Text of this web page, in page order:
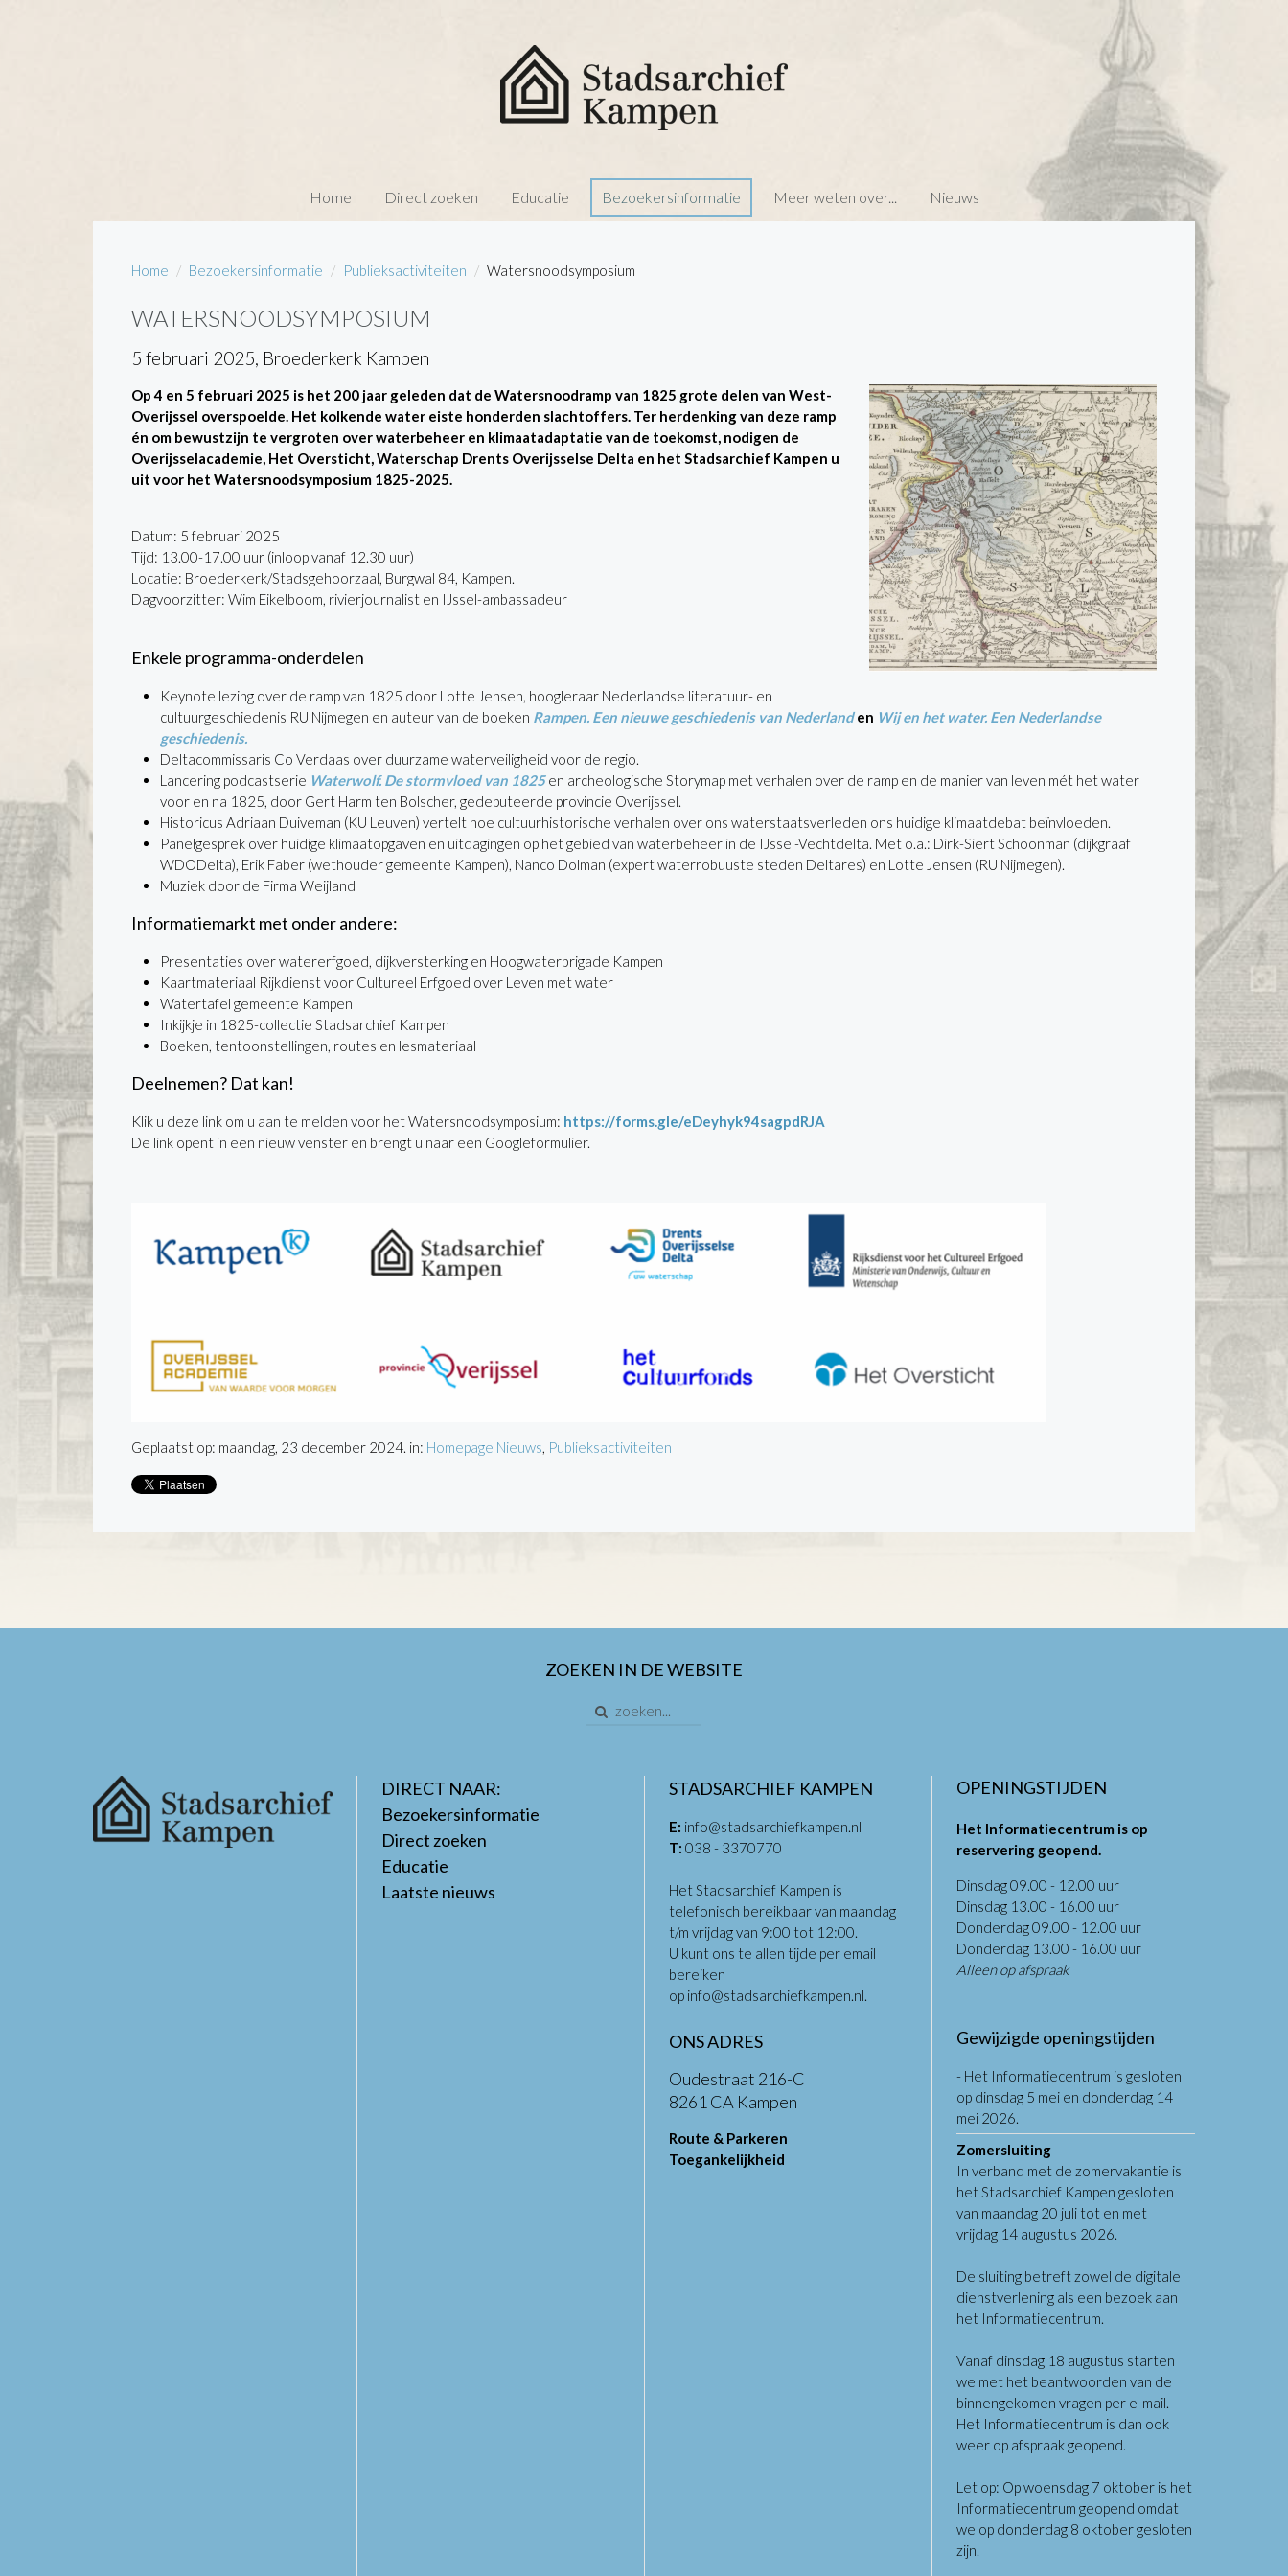
Home Direct zoeken Educatie Bezoekersinformatie Meer weten over... Nieuws
Home Bezoekersinformatie Publieksactiviteiten Watersnoodsymposium
WATERSNOODSYMPOSIUM
5 februari 2025, Broederkerk Kampen
Op 4 en 5 februari 2025 is het 200 jaar geleden dat de Watersnoodramp van 1825 grote delen van West-
Overijssel overspoelde. Het kolkende water eiste honderden slachtoffers. Ter herdenking van deze ramp
én om bewustzijn te vergroten over waterbeheer en klimaatadaptatie van de toekomst, nodigen de
Overijsselacademie, Het Oversticht, Waterschap Drents Overijsselse Delta en het Stadsarchief Kampen u
uit voor het Watersnoodsymposium 1825-2025.
Datum: 5 februari 2025
Tijd: 13.00-17.00 uur (inloop vanaf 12.30 uur)
Locatie: Broederkerk/Stadsgehoorzaal, Burgwal 84, Kampen.
Dagvoorzitter: Wim Eikelboom, rivierjournalist en IJssel-ambassadeur
Enkele programma-onderdelen
Keynote lezing over de ramp van 1825 door Lotte Jensen, hoogleraar Nederlandse literatuur- en
cultuurgeschiedenis RU Nijmegen en auteur van de boeken Rampen. Een nieuwe geschiedenis van Nederlanden Wij en het water. Een Nederlandse
geschiedenis.
Deltacommissaris Co Verdaas over duurzame waterveiligheid voor de regio.
Lancering podcastserie Waterwolf. De stormvloed van 1825 en archeologische Storymap met verhalen over de ramp en de manier van leven mét het water
voor en na 1825, door Gert Harm ten Bolscher, gedeputeerde provincie Overijssel.
Historicus Adriaan Duiveman (KU Leuven) vertelt hoe cultuurhistorische verhalen over ons waterstaatsverleden ons huidige klimaatdebat beïnvloeden.
Panelgesprek over huidige klimaatopgaven en uitdagingen op het gebied van waterbeheer in de IJssel-Vechtdelta. Met o.a.: Dirk-Siert Schoonman (dijkgraaf
WDODelta), Erik Faber (wethouder gemeente Kampen), Nanco Dolman (expert waterrobuuste steden Deltares) en Lotte Jensen (RU Nijmegen).
Muziek door de Firma Weijland
Informatiemarkt met onder andere:
Presentaties over watererfgoed, dijkversterking en Hoogwaterbrigade Kampen
Kaartmateriaal Rijkdienst voor Cultureel Erfgoed over Leven met water
Watertafel gemeente Kampen
Inkijkje in 1825-collectie Stadsarchief Kampen
Boeken, tentoonstellingen, routes en lesmateriaal
Deelnemen? Dat kan!
Klik u deze link om u aan te melden voor het Watersnoodsymposium: https://forms.gle/eDeyhyk94sagpdRJA
De link opent in een nieuw venster en brengt u naar een Googleformulier.
Geplaatst op: maandag, 23 december 2024. in: Homepage Nieuws, Publieksactiviteiten
ZOEKEN IN DE WEBSITE
DIRECT NAAR:
Bezoekersinformatie
Direct zoeken
Educatie
Laatste nieuws
STADSARCHIEF KAMPEN
E: info@stadsarchiefkampen.nl
T: 038 - 3370770
Het Stadsarchief Kampen is
telefonisch bereikbaar van maandag
t/m vrijdag van 9:00 tot 12:00.
U kunt ons te allen tijde per email
bereiken
op info@stadsarchiefkampen.nl.
ONS ADRES
Oudestraat 216-C
8261 CA Kampen
Route & Parkeren
Toegankelijkheid
OPENINGSTIJDEN
Het Informatiecentrum is op
reservering geopend.
Dinsdag 09.00 - 12.00 uur
Dinsdag 13.00 - 16.00 uur
Donderdag 09.00 - 12.00 uur
Donderdag 13.00 - 16.00 uur
Alleen op afspraak
Gewijzigde openingstijden
- Het Informatiecentrum is gesloten
op dinsdag 5 mei en donderdag 14
mei 2026.
Zomersluiting
In verband met de zomervakantie is
het Stadsarchief Kampen gesloten
van maandag 20 juli tot en met
vrijdag 14 augustus 2026.
De sluiting betreft zowel de digitale
dienstverlening als een bezoek aan
het Informatiecentrum.
Vanaf dinsdag 18 augustus starten
we met het beantwoorden van de
binnengekomen vragen per e-mail.
Het Informatiecentrum is dan ook
weer op afspraak geopend.
Let op: Op woensdag 7 oktober is het
Informatiecentrum geopend omdat
we op donderdag 8 oktober gesloten
zijn.